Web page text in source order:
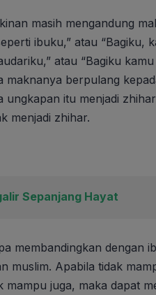
masih mengandung
ibuku,” atau “Bagiku,
atau “Bagiku
berpulang
itu menjadi
menjadi zhihar.
Sepanjang Hayat
membandingkan dengan
muslim. Apabila tidak
juga, maka dapat